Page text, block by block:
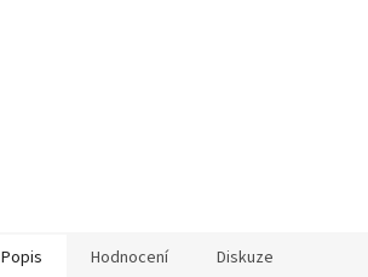
Popis Hodnocení Diskuze